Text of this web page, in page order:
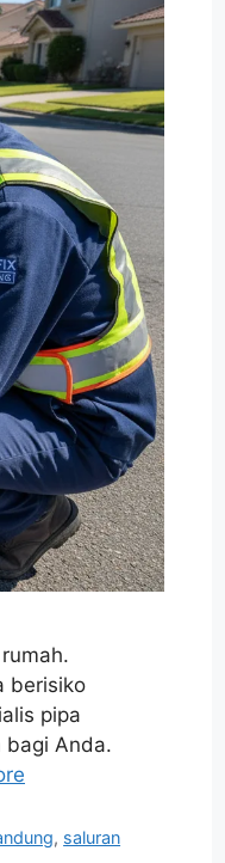
berisiko
pipa
bagi Anda.
, saluran